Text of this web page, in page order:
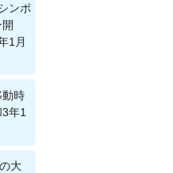
ンポ
1月
動時
年1
大